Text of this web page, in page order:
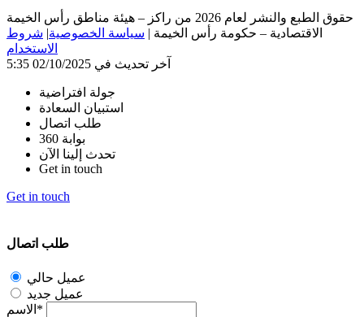
حقوق الطبع والنشر لعام 2026 من راكز – هيئة مناطق رأس الخيمة
الاقتصادية – حكومة رأس الخيمة | سياسة الخصوصية| شروط
الاستخدام
آخر تحديث في 02/10/2025 5:35
جولة افتراضية
استبيان السعادة
طلب اتصال
بوابة 360
تحدث إلينا الآن
Get in touch
Get in touch
طلب اتصال
عميل حالي
عميل جديد
الاسم*